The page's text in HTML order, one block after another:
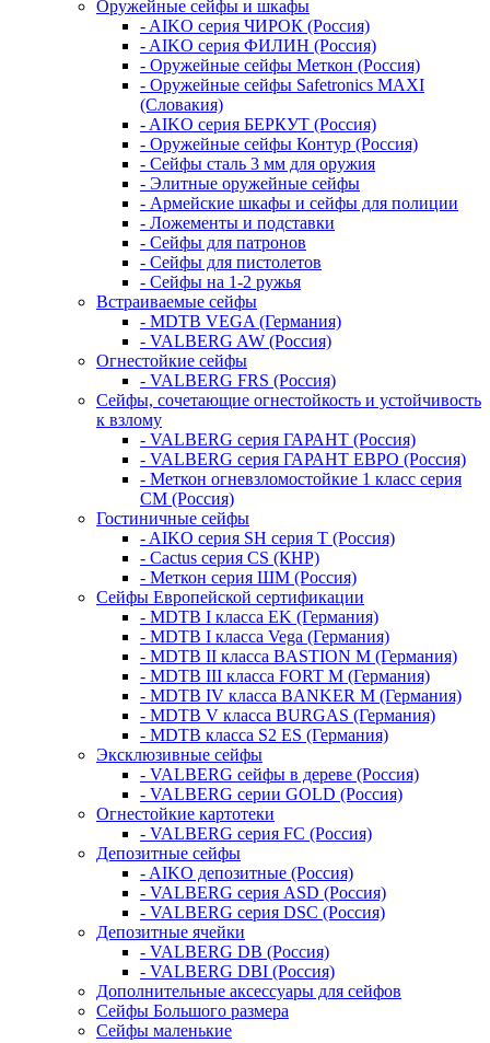
Оружейные сейфы и шкафы
- AIKO серия ЧИРОК (Россия)
- AIKO серия ФИЛИН (Россия)
- Оружейные сейфы Меткон (Россия)
- Оружейные сейфы Safetronics MAXI
(Словакия)
- AIKO серия БЕРКУТ (Россия)
- Оружейные сейфы Контур (Россия)
- Сейфы сталь 3 мм для оружия
- Элитные оружейные сейфы
- Армейские шкафы и сейфы для полиции
- Ложементы и подставки
- Сейфы для патронов
- Сейфы для пистолетов
- Сейфы на 1-2 ружья
Встраиваемые сейфы
- MDTB VEGA (Германия)
- VALBERG AW (Россия)
Огнестойкие сейфы
- VALBERG FRS (Россия)
Сейфы, сочетающие огнестойкость и устойчивость
к взлому
- VALBERG серия ГАРАНТ (Россия)
- VALBERG серия ГАРАНТ ЕВРО (Россия)
- Меткон огневзломостойкие 1 класс серия
СМ (Россия)
Гостиничные сейфы
- AIKO серия SH серия Т (Россия)
- Cactus серия CS (КНР)
- Меткон серия ШМ (Россия)
Сейфы Европейской сертификации
- MDTB I класса EK (Германия)
- MDTB I класса Vega (Германия)
- MDTB II класса BASTION M (Германия)
- MDTB III класса FORT M (Германия)
- MDTB IV класса BANKER M (Германия)
- MDTB V класса BURGAS (Германия)
- MDTB класса S2 ES (Германия)
Эксклюзивные сейфы
- VALBERG сейфы в дереве (Россия)
- VALBERG серии GOLD (Россия)
Огнестойкие картотеки
- VALBERG серия FC (Россия)
Депозитные сейфы
- AIKO депозитные (Россия)
- VALBERG серия ASD (Россия)
- VALBERG серия DSC (Россия)
Депозитные ячейки
- VALBERG DB (Россия)
- VALBERG DBI (Россия)
Дополнительные аксессуары для сейфов
Сейфы Большого размера
Сейфы маленькие